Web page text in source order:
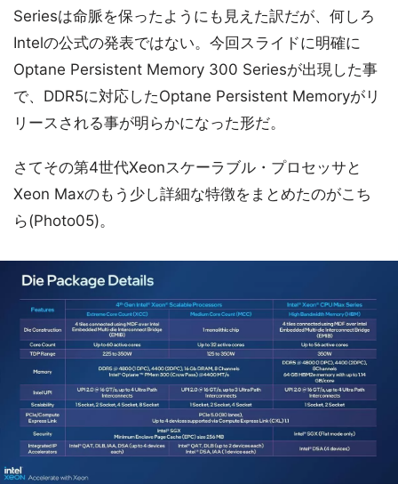
Seriesは命脈を保ったようにも見えた訳だが、何しろ
Intelの公式の発表ではない。今回スライドに明確に
Optane Persistent Memory 300 Seriesが出現した事
で、DDR5に対応したOptane Persistent Memoryがリ
リースされる事が明らかになった形だ。
さてその第4世代Xeonスケーラブル・プロセッサと
Xeon Maxのもう少し詳細な特徴をまとめたのがこち
ら(Photo05)。